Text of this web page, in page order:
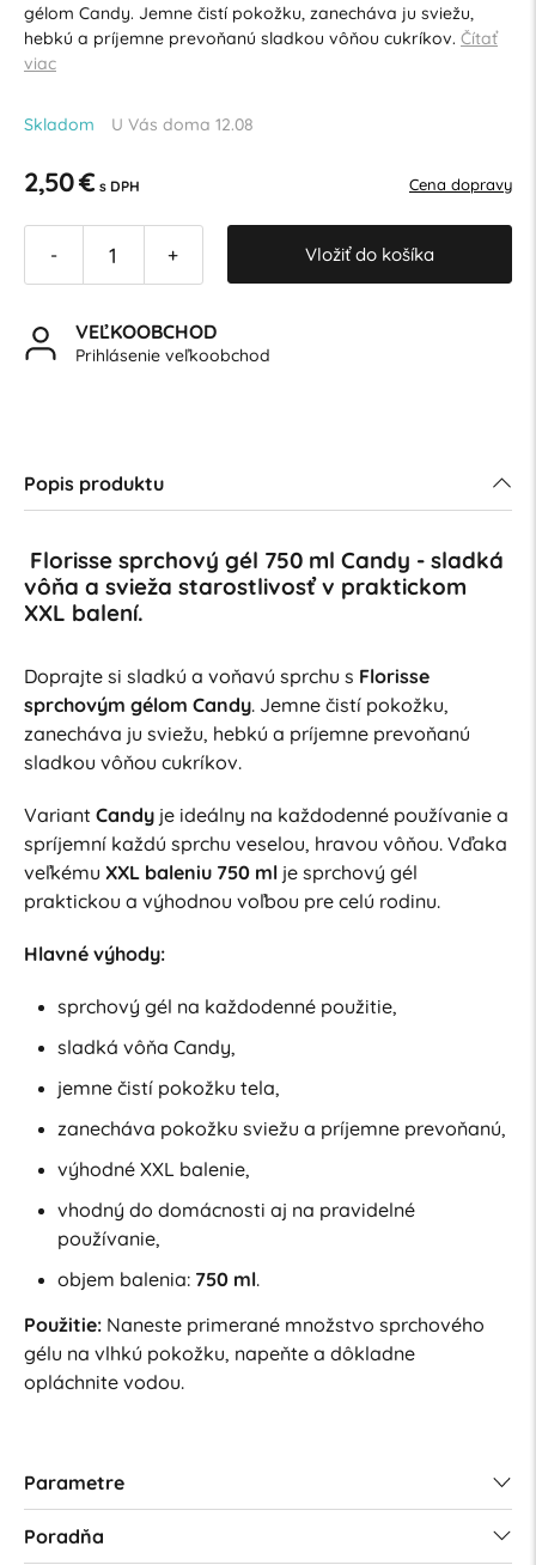
gélom Candy. Jemne čistí pokožku, zanecháva ju sviežu,
hebkú a príjemne prevoňanú sladkou vôňou cukríkov. Čítať
viac
Skladom U Vás doma 12.08
2,50 € s DPH Cena dopravy
- + Vložiť do košíka
VEĽKOOBCHOD
Prihlásenie veľkoobchod
Popis produktu
Florisse sprchový gél 750 ml Candy - sladká
vôňa a svieža starostlivosť v praktickom
XXL balení.
Doprajte si sladkú a voňavú sprchu s Florisse
sprchovým gélom Candy. Jemne čistí pokožku,
zanecháva ju sviežu, hebkú a príjemne prevoňanú
sladkou vôňou cukríkov.
Variant Candyje ideálny na každodenné používanie a
spríjemní každú sprchu veselou, hravou vôňou. Vďaka
veľkému XXL baleniu 750 mlje sprchový gél
praktickou a výhodnou voľbou pre celú rodinu.
Hlavné výhody:
sprchový gél na každodenné použitie,
sladká vôňa Candy,
jemne čistí pokožku tela,
zanecháva pokožku sviežu a príjemne prevoňanú,
výhodné XXL balenie,
vhodný do domácnosti aj na pravidelné
používanie,
objem balenia: 750 ml.
Použitie:Naneste primerané množstvo sprchového
gélu na vlhkú pokožku, napeňte a dôkladne
opláchnite vodou.
Parametre
Poradňa